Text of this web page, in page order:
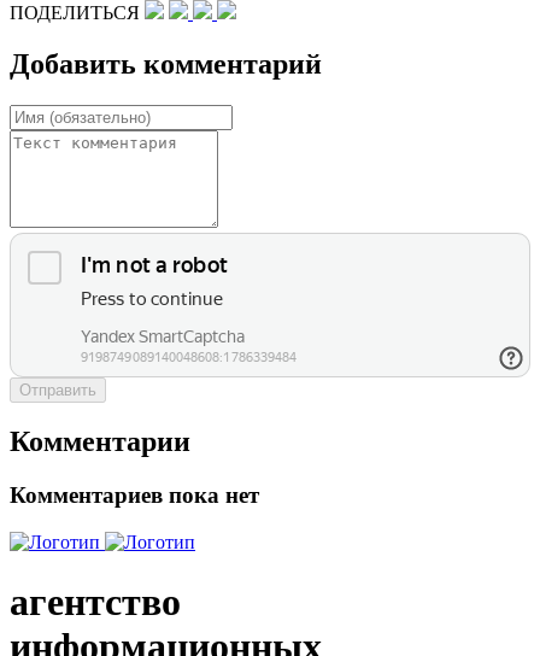
ПОДЕЛИТЬСЯ
Добавить комментарий
Отправить
Комментарии
Комментариев пока нет
агентство
информационных